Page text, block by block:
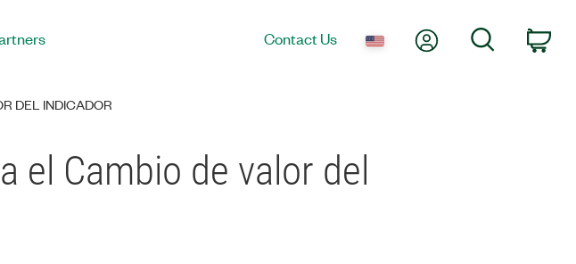
Contact Us My AccountSearch
DEL INDICADOR
el Cambio de valor del